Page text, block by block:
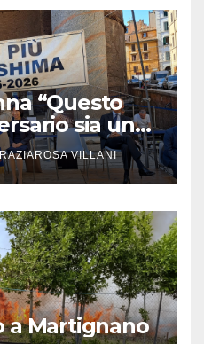
“Questo
sia un
VILLANI
a Martignano